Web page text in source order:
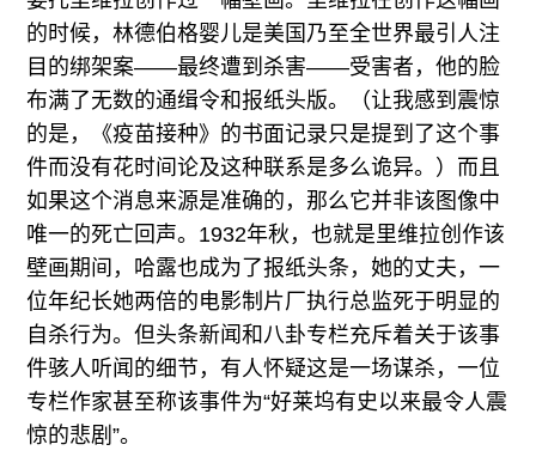
的时候，林德伯格婴儿是美国乃至全世界最引人注
目的绑架案——最终遭到杀害——受害者，他的脸
布满了无数的通缉令和报纸头版。（让我感到震惊
的是，《疫苗接种》的书面记录只是提到了这个事
件而没有花时间论及这种联系是多么诡异。）而且
如果这个消息来源是准确的，那么它并非该图像中
唯一的死亡回声。1932年秋，也就是里维拉创作该
壁画期间，哈露也成为了报纸头条，她的丈夫，一
位年纪长她两倍的电影制片厂执行总监死于明显的
自杀行为。但头条新闻和八卦专栏充斥着关于该事
件骇人听闻的细节，有人怀疑这是一场谋杀，一位
专栏作家甚至称该事件为“好莱坞有史以来最令人震
惊的悲剧”。